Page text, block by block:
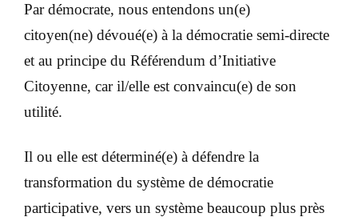
Par démocrate, nous entendons un(e)
citoyen(ne) dévoué(e) à la démocratie semi-directe
et au principe du Référendum d’Initiative
Citoyenne, car il/elle est convaincu(e) de son
utilité.
Il ou elle est déterminé(e) à défendre la
transformation du système de démocratie
participative, vers un système beaucoup plus près